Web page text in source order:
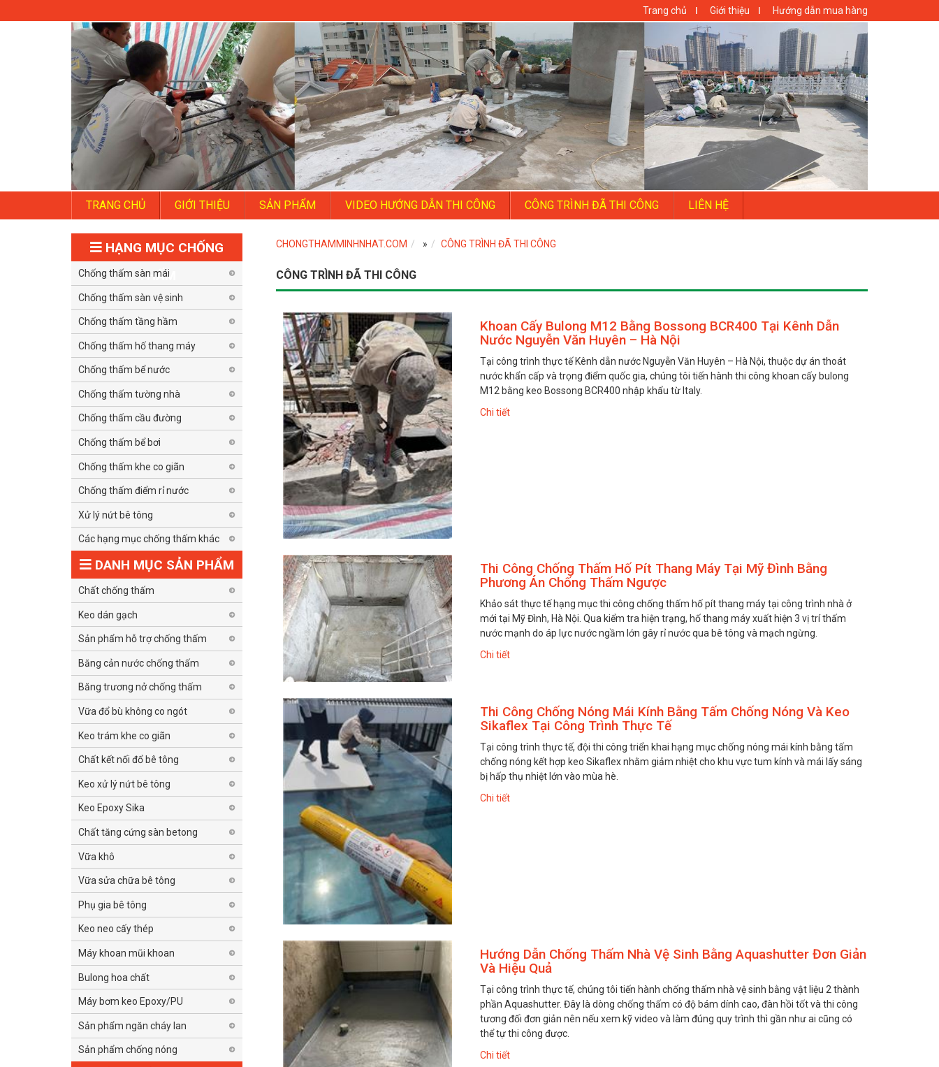
Trang chủ Giới thiệu Hướng dẫn mua hàng
TRANG CHỦ GIỚI THIỆU SẢN PHẨM VIDEO HƯỚNG DẪN THI CÔNG CÔNG TRÌNH ĐÃ THI CÔNG LIÊN HỆ
CHONGTHAMMINHNHAT.COM » CÔNG TRÌNH ĐÃ THI CÔNG
CÔNG TRÌNH ĐÃ THI CÔNG
Khoan Cấy Bulong M12 Bằng Bossong BCR400 Tại Kênh Dẫn
Nước Nguyễn Văn Huyên – Hà Nội
Tại công trình thực tế Kênh dẫn nước Nguyễn Văn Huyên – Hà Nội, thuộc dự án thoát
nước khẩn cấp và trọng điểm quốc gia, chúng tôi tiến hành thi công khoan cấy bulong
M12 bằng keo Bossong BCR400 nhập khẩu từ Italy.
Chi tiết
Thi Công Chống Thấm Hố Pít Thang Máy Tại Mỹ Đình Bằng
Phương Án Chống Thấm Ngược
Khảo sát thực tế hạng mục thi công chống thấm hố pít thang máy tại công trình nhà ở
mới tại Mỹ Đình, Hà Nội. Qua kiểm tra hiện trạng, hố thang máy xuất hiện 3 vị trí thấm
nước mạnh do áp lực nước ngầm lớn gây rỉ nước qua bê tông và mạch ngừng.
Chi tiết
Thi Công Chống Nóng Mái Kính Bằng Tấm Chống Nóng Và Keo
Sikaflex Tại Công Trình Thực Tế
Tại công trình thực tế, đội thi công triển khai hạng mục chống nóng mái kính bằng tấm
chống nóng kết hợp keo Sikaflex nhằm giảm nhiệt cho khu vực tum kính và mái lấy sáng
bị hấp thụ nhiệt lớn vào mùa hè.
Chi tiết
Hướng Dẫn Chống Thấm Nhà Vệ Sinh Bằng Aquashutter Đơn Giản
Và Hiệu Quả
Tại công trình thực tế, chúng tôi tiến hành chống thấm nhà vệ sinh bằng vật liệu 2 thành
phần Aquashutter. Đây là dòng chống thấm có độ bám dính cao, đàn hồi tốt và thi công
tương đối đơn giản nên nếu xem kỹ video và làm đúng quy trình thì gần như ai cũng có
thể tự thi công được.
Chi tiết
HẠNG MỤC CHỐNG
THẤM
Chống thấm sàn mái
Chống thấm sàn vệ sinh
Chống thấm tầng hầm
Chống thấm hố thang máy
Chống thấm bể nước
Chống thấm tường nhà
Chống thấm cầu đường
Chống thấm bể bơi
Chống thấm khe co giãn
Chống thấm điểm rỉ nước
Xử lý nứt bê tông
Các hạng mục chống thấm khác
DANH MỤC SẢN PHẨM
Chất chống thấm
Keo dán gạch
Sản phẩm hỗ trợ chống thấm
Băng cản nước chống thấm
Băng trương nở chống thấm
Vữa đổ bù không co ngót
Keo trám khe co giãn
Chất kết nối đổ bê tông
Keo xử lý nứt bê tông
Keo Epoxy Sika
Chất tăng cứng sàn betong
Vữa khô
Vữa sửa chữa bê tông
Phụ gia bê tông
Keo neo cấy thép
Máy khoan mũi khoan
Bulong hoa chất
Máy bơm keo Epoxy/PU
Sản phẩm ngăn cháy lan
Sản phẩm chống nóng